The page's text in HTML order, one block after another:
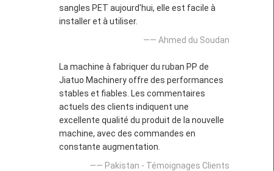
sangles PET aujourd'hui, elle est facile à
installer et à utiliser.
—— Ahmed du Soudan
La machine à fabriquer du ruban PP de
Jiatuo Machinery offre des performances
stables et fiables. Les commentaires
actuels des clients indiquent une
excellente qualité du produit de la nouvelle
machine, avec des commandes en
constante augmentation.
—— Pakistan - Témoignages Clients